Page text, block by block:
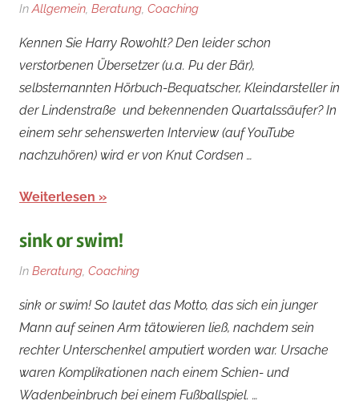
Am
Juli
2018
Von
InAllgemein, Beratung, Coaching
Kennen Sie Harry Rowohlt? Den leider schon
verstorbenen Übersetzer (u.a. Pu der Bär),
selbsternannten Hörbuch-Bequatscher, Kleindarsteller in
der Lindenstraße und bekennenden Quartalssäufer? In
einem sehr sehenswerten Interview (auf YouTube
nachzuhören) wird er von Knut Cordsen …
Weiterlesen
sink or swim!
Am
Juni
2018
Von
In Beratung, Coaching
sink or swim! So lautet das Motto, das sich ein junger
Mann auf seinen Arm tätowieren ließ, nachdem sein
rechter Unterschenkel amputiert worden war. Ursache
waren Komplikationen nach einem Schien- und
Wadenbeinbruch bei einem Fußballspiel. …